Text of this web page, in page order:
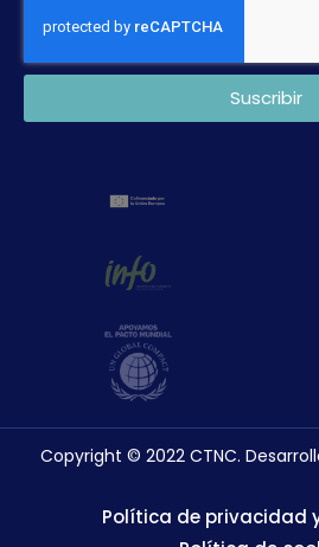
Suscribir
Copyright © 2022 CTNC.
Política de privacidad